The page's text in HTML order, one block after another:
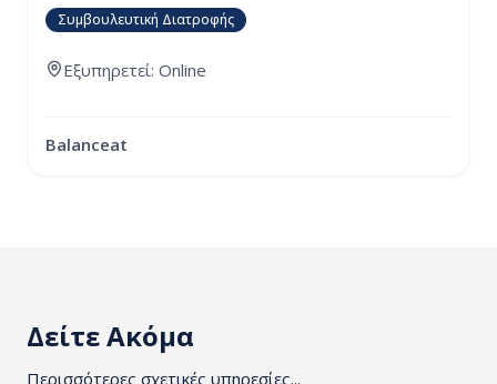
Συμβουλευτική Διατροφής
Εξυπηρετεί: Online
Balanceat
Δείτε Ακόμα
Περισσότερες σχετικές υπηρεσίες...